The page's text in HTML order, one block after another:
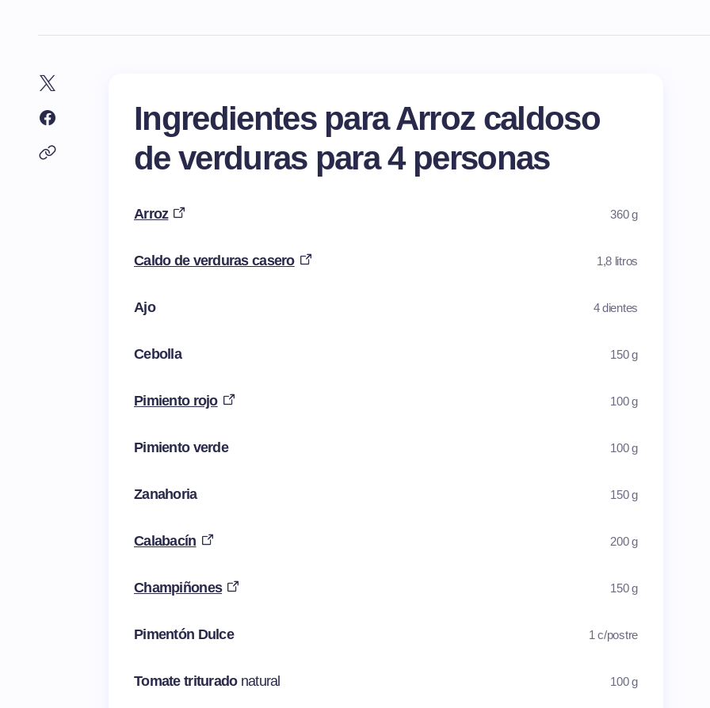
Ingredientes para Arroz caldoso
de verduras para 4 personas
Arroz 360 g
Caldo de verduras casero 1,8 litros
Ajo 4 dientes
Cebolla 150 g
Pimiento rojo 100 g
Pimiento verde 100 g
Zanahoria 150 g
Calabacín 200 g
Champiñones 150 g
Pimentón Dulce 1 c/postre
Tomate triturado natural 100 g